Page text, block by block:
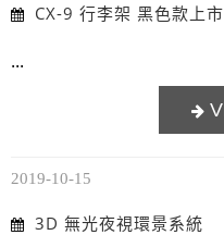
CX-9 行李架 黑色款上市
...
2019-10-15
3D 無光夜視環景系統